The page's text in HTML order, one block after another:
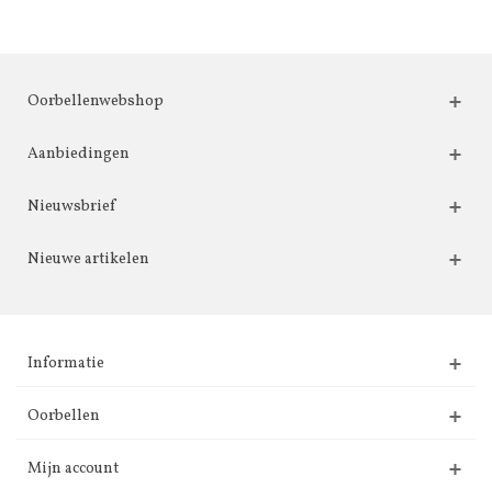
Oorbellenwebshop
Aanbiedingen
Nieuwsbrief
Nieuwe artikelen
Informatie
Oorbellen
Mijn account